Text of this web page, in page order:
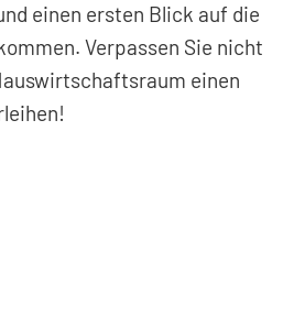
einen ersten Blick auf die
Verpassen Sie nicht
einen